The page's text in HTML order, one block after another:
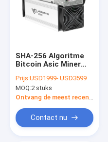
SHA-256 Algoritme
Bitcoin Asic Miner
M50S 3300W
Prijs:USD1999- USD3599
MOQ:2 stuks
Contact nu